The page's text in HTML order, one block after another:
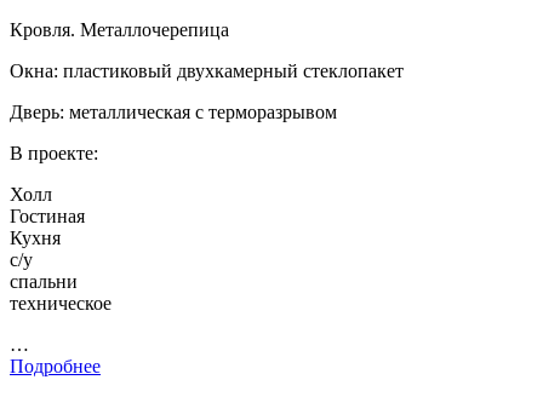
Кровля. Металлочерепица
Окна: пластиковый двухкамерный стеклопакет
Дверь: металлическая с терморазрывом
В проекте:
Холл
Гостиная
Кухня
с/у
спальни
техническое
…
Подробнее